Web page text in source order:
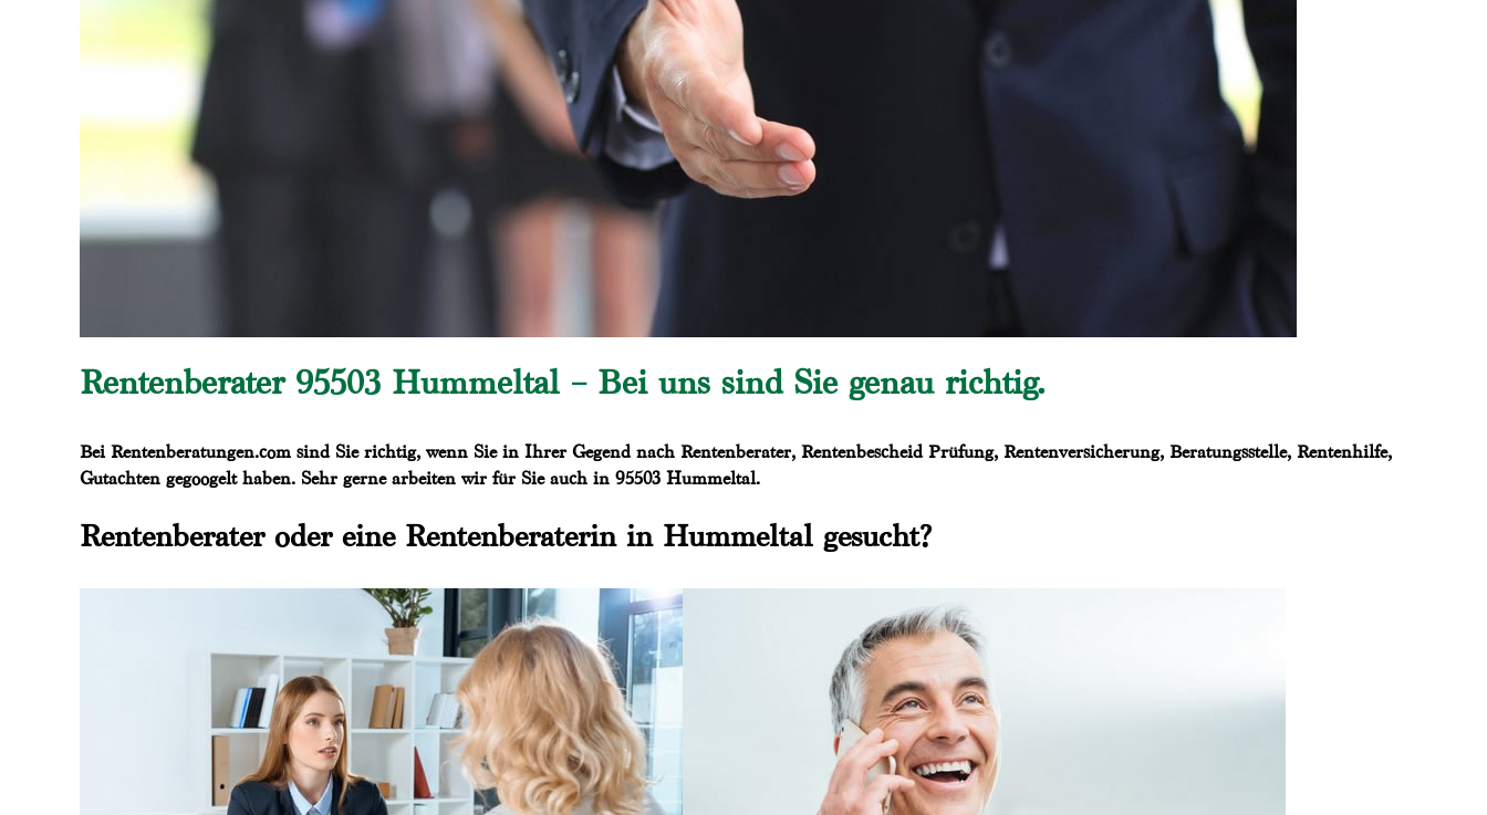
Rentenberater 95503 Hummeltal – Bei uns sind Sie genau richtig.
Bei Rentenberatungen.com sind Sie richtig, wenn Sie in Ihrer Gegend nach Rentenberater, Rentenbescheid Prüfung, Rentenversicherung, Beratungsstelle, Rentenhilfe,
Gutachten gegoogelt haben. Sehr gerne arbeiten wir für Sie auch in 95503 Hummeltal.
Rentenberater oder eine Rentenberaterin in Hummeltal gesucht?